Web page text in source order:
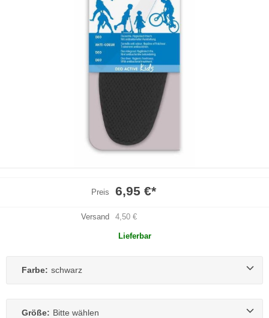
Preis 6,95 €*
Versand 4,50 €
Lieferbar
Farbe: schwarz
Größe: Bitte wählen